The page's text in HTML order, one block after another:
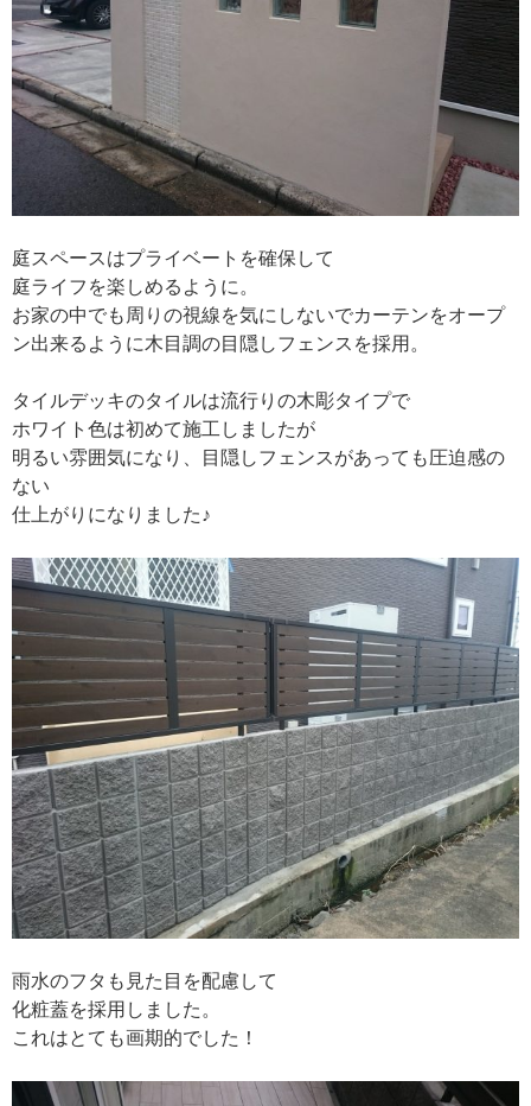
庭スペースはプライベートを確保して
庭ライフを楽しめるように。
お家の中でも周りの視線を気にしないでカーテンをオープ
ン出来るように木目調の目隠しフェンスを採用。
タイルデッキのタイルは流行りの木彫タイプで
ホワイト色は初めて施工しましたが
明るい雰囲気になり、目隠しフェンスがあっても圧迫感の
ない
仕上がりになりました♪
雨水のフタも見た目を配慮して
化粧蓋を採用しました。
これはとても画期的でした！